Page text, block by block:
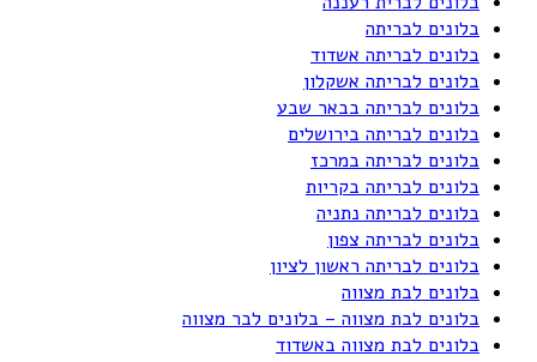
בלונים לבריתה
בלונים לבריתה אשדוד
בלונים לבריתה אשקלון
בלונים לבריתה בבאר שבע
בלונים לבריתה בירושלים
בלונים לבריתה במרכז
בלונים לבריתה בקריות
בלונים לבריתה נתניה
בלונים לבריתה צפון
בלונים לבריתה ראשון לציון
בלונים לבת מצווה
בלונים לבת מצווה – בלונים לבר מצווה
בלונים לבת מצווה באשדוד